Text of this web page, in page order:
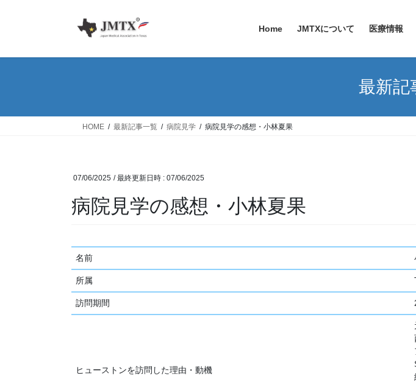
Home JMTXについて 医療情報
最新記
HOME 最新記事一覧 病院見学 病院見学の感想・小林夏果
07/06/2025 / 最終更新日時 : 07/06/2025
病院見学の感想・小林夏果
名前
所属
訪問期間
ヒューストンを訪問した理由・動機